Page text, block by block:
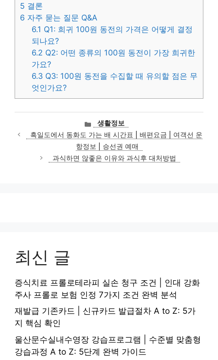
5 결론
6 자주 묻는 질문 Q&A
6.1 Q1: 희귀 100원 동전의 가격은 어떻게 결정
되나요?
6.2 Q2: 어떤 종류의 100원 동전이 가장 희귀한
가요?
6.3 Q3: 100원 동전을 수집할 때 유의할 점은 무
엇인가요?
카
테
고
리
생활정보
흑일도에서 동화도 가는 배 시간표 | 배편요금 | 여객선 운
항정보 | 승선권 예매
과식하면 않좋은 이유와 과식후 대처방법
최신 글
증식치료 프롤로테라피 실손 청구 조건 | 인대 강화
주사 프롤로 보험 인정 7가지 조건 완벽 분석
재발급 기존카드 | 신규카드 발급절차 A to Z: 5가
지 핵심 확인
울산문수실내수영장 강습프로그램 | 수준별 맞춤형
강습과정 A to Z: 5단계 완벽 가이드